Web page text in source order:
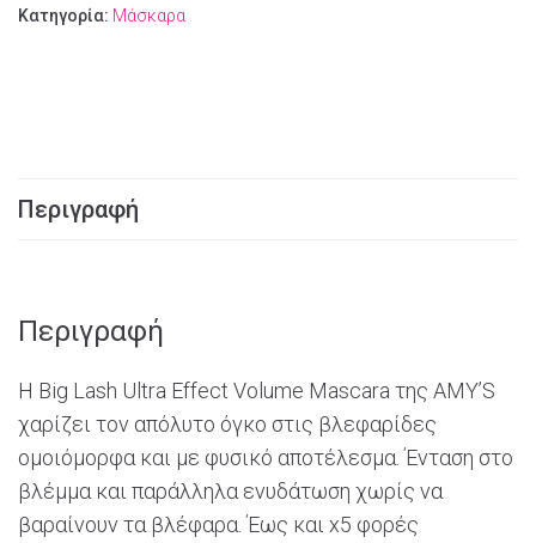
Κατηγορία: Μάσκαρα
Περιγραφή
Περιγραφή
H Big Lash Ultra Effect Volume Mascara της AMY’S
χαρίζει τον απόλυτο όγκο στις βλεφαρίδες
ομοιόμορφα και με φυσικό αποτέλεσμα. Ένταση στο
βλέμμα και παράλληλα ενυδάτωση χωρίς να
βαραίνουν τα βλέφαρα. Έως και x5 φορές